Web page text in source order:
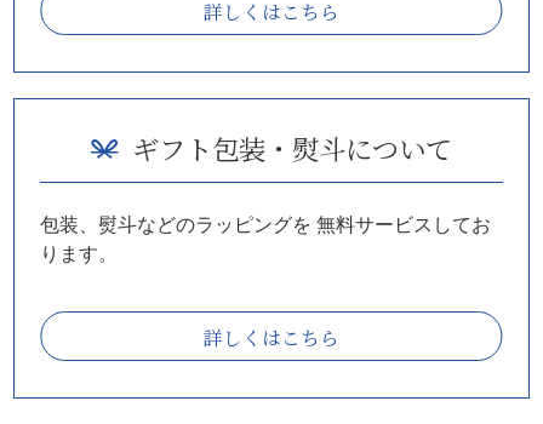
詳しくはこちら
ギフト包装・熨斗について
包装、熨斗などのラッピングを 無料サービスしてお
ります。
詳しくはこちら